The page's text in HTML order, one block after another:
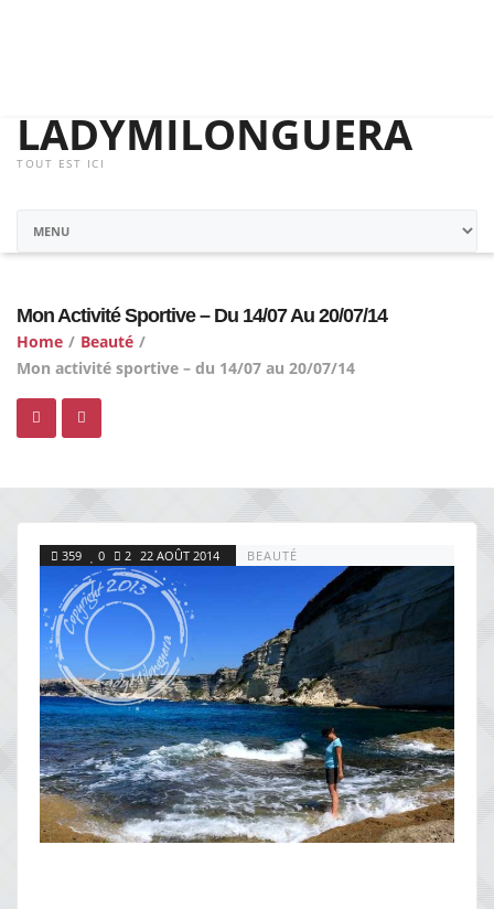
LADYMILONGUERA
TOUT EST ICI
Mon Activité Sportive – Du 14/07 Au 20/07/14
Home / Beauté /
Mon activité sportive – du 14/07 au 20/07/14
359 0 2 22 AOÛT 2014 BEAUTÉ